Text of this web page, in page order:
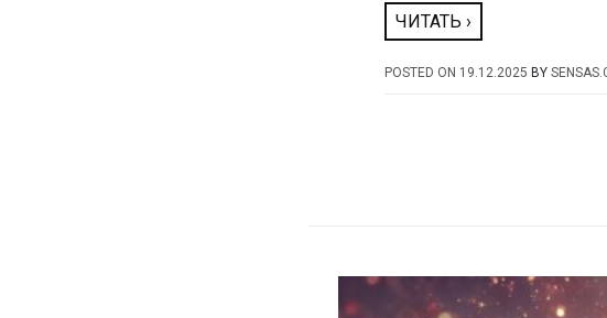
ЧИТАТЬ ›
POSTED ON 19.12.2025 BY